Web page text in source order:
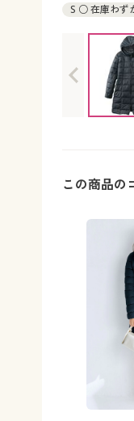
S ○ 在庫わず
この商品の